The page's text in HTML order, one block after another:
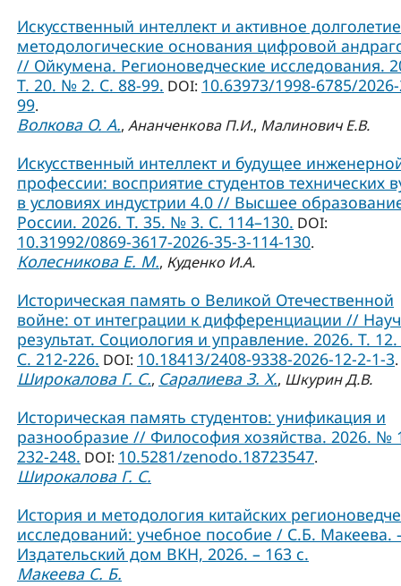
Искусственный интеллект и активное
методологические основания цифровой
// Ойкумена. Регионоведческие исследования.
Т. 20. № 2. С. 88-99. DOI: 10.63973/1998-6785/
99.
Волкова О. А., Ананченкова П.И., Малинович Е.В.
Искусственный интеллект и будущее
профессии: восприятие студентов технических
в условиях индустрии 4.0 // Высшее
России. 2026. Т. 35. № 3. С. 114–130. DOI:
10.31992/0869-3617-2026-35-3-114-130.
Колесникова Е. М., Куденко И.А.
Историческая память о Великой Отечественной
войне: от интеграции к дифференциации //
результат. Социология и управление. 2026. Т.
С. 212-226. DOI: 10.18413/2408-9338-2026-12-2-1-3.
Широкалова Г. С., Саралиева З. Х., Шкурин Д.В.
Историческая память студентов: унификация и
разнообразие // Философия хозяйства. 2026. №
232-248. DOI: 10.5281/zenodo.18723547.
Широкалова Г. С.
История и методология китайских
исследований: учебное пособие / С.Б. Макеева.
Издательский дом ВКН, 2026. – 163 с.
Макеева С. Б.